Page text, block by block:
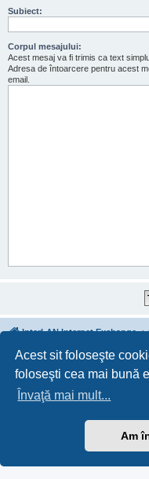
Acest sit foloseşte
foloseşti cea mai bună
Învaţă mai mult...
Am
Subiect:
Corpul mesajului:
Acest mesaj va fi trimis ca text
Adresa de întoarcere pentru acest
email.
InterLAN Internet Exchange
Furnizat dephpBB
Translation/